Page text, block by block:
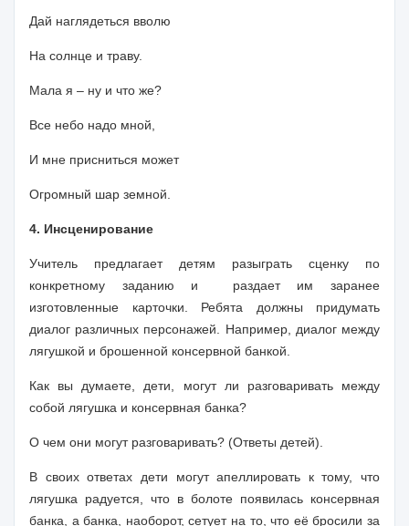
Дай наглядеться вволю
На солнце и траву.
Мала я – ну и что же?
Все небо надо мной,
И мне присниться может
Огромный шар земной.
4. Инсценирование
Учитель предлагает детям разыграть сценку по
конкретному заданию и
раздает им заранее
изготовленные карточки. Ребята должны придумать
диалог различных персонажей. Например, диалог между
лягушкой и брошенной консервной банкой.
Как вы думаете, дети, могут ли разговаривать между
собой лягушка и консервная банка?
О чем они могут разговаривать? (Ответы детей).
В своих ответах дети могут апеллировать к тому, что
лягушка ра­дуется, что в болоте появилась консервная
банка, а банка, наоборот, сетует на то, что её бросили за